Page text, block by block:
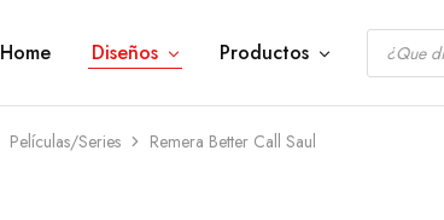
Home Diseños Productos
Películas/Series Remera Better Call Saul